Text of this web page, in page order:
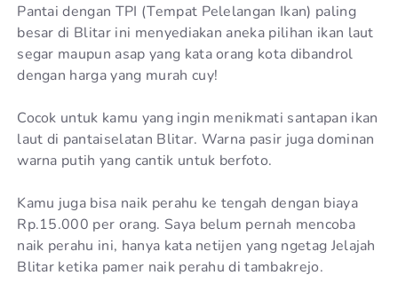
Pantai dengan TPI (Tempat Pelelangan Ikan) paling
besar di Blitar ini menyediakan aneka pilihan ikan laut
segar maupun asap yang kata orang kota dibandrol
dengan harga yang murah cuy!
Cocok untuk kamu yang ingin menikmati santapan ikan
laut di pantaiselatan Blitar. Warna pasir juga dominan
warna putih yang cantik untuk berfoto.
Kamu juga bisa naik perahu ke tengah dengan biaya
Rp.15.000 per orang. Saya belum pernah mencoba
naik perahu ini, hanya kata netijen yang ngetag Jelajah
Blitar ketika pamer naik perahu di tambakrejo.